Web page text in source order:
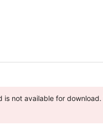
not available for